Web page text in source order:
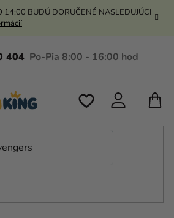
14:00 BUDÚ DORUČENÉ NASLEDUJÚCI
404